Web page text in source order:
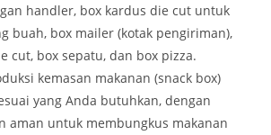
handler, box kardus die cut untuk
buah, box mailer (kotak pengiriman),
cut, box sepatu, dan box pizza.
kemasan makanan (snack box)
yang Anda butuhkan, dengan
aman untuk membungkus makanan